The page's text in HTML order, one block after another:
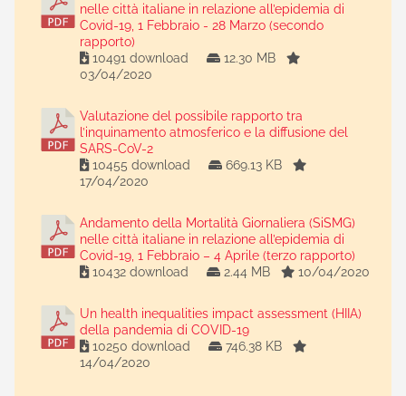
nelle città italiane in relazione all’epidemia di
Covid-19, 1 Febbraio - 28 Marzo (secondo
rapporto)
10491 download
12.30 MB
03/04/2020
Valutazione del possibile rapporto tra
l’inquinamento atmosferico e la diffusione del
SARS-CoV-2
10455 download
669.13 KB
17/04/2020
Andamento della Mortalità Giornaliera (SiSMG)
nelle città italiane in relazione all’epidemia di
Covid-19, 1 Febbraio – 4 Aprile (terzo rapporto)
10432 download
2.44 MB 10/04/2020
Un health inequalities impact assessment (HIIA)
della pandemia di COVID-19
10250 download
746.38 KB
14/04/2020